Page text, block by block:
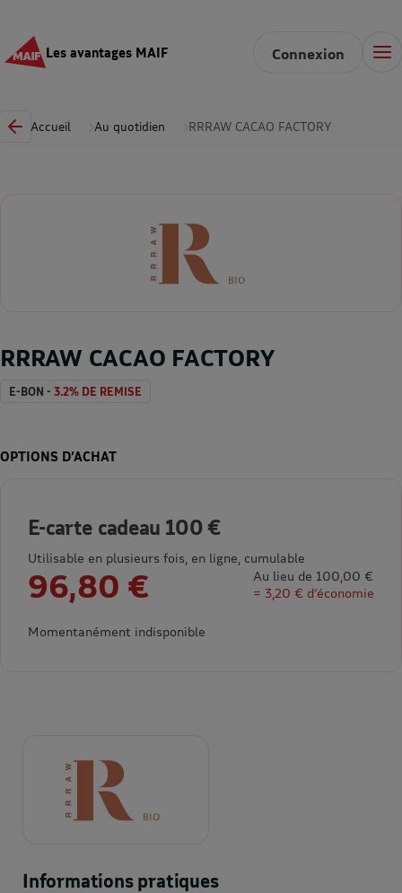
Les avantages MAIF Connexion
Accueil Au quotidien RRRAW CACAO FACTORY
RRRAW CACAO FACTORY
E-BON - 3.2% DE REMISE
OPTIONS D’ACHAT
E-carte cadeau 100 €
Utilisable en plusieurs fois, en ligne, cumulable
96,80 €
Au lieu de 100,00 €
= 3,20 € d’économie
Momentanément indisponible
Informations pratiques